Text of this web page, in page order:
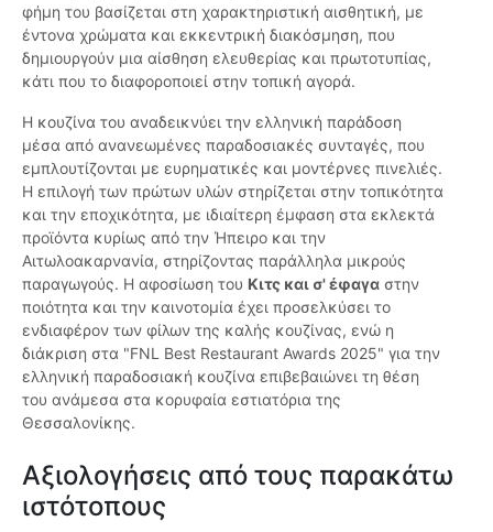
φήμη του βασίζεται στη χαρακτηριστική αισθητική, με
έντονα χρώματα και εκκεντρική διακόσμηση, που
δημιουργούν μια αίσθηση ελευθερίας και πρωτοτυπίας,
κάτι που το διαφοροποιεί στην τοπική αγορά.
Η κουζίνα του αναδεικνύει την ελληνική παράδοση
μέσα από ανανεωμένες παραδοσιακές συνταγές, που
εμπλουτίζονται με ευρηματικές και μοντέρνες πινελιές.
Η επιλογή των πρώτων υλών στηρίζεται στην τοπικότητα
και την εποχικότητα, με ιδιαίτερη έμφαση στα εκλεκτά
προϊόντα κυρίως από την Ήπειρο και την
Αιτωλοακαρνανία, στηρίζοντας παράλληλα μικρούς
παραγωγούς. Η αφοσίωση του Κιτς και σ' έφαγα στην
ποιότητα και την καινοτομία έχει προσελκύσει το
ενδιαφέρον των φίλων της καλής κουζίνας, ενώ η
διάκριση στα "FNL Best Restaurant Awards 2025" για την
ελληνική παραδοσιακή κουζίνα επιβεβαιώνει τη θέση
του ανάμεσα στα κορυφαία εστιατόρια της
Θεσσαλονίκης.
Αξιολογήσεις από τους παρακάτω
ιστότοπους